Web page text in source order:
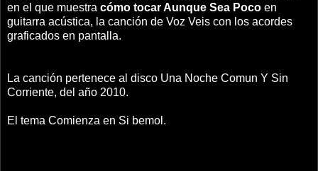
en el que muestra cómo tocar Aunque Sea Poco en
guitarra acústica, la canción de Voz Veis con los acordes
graficados en pantalla.
La canción pertenece al disco Una Noche Comun Y Sin
Corriente, del año 2010.
El tema Comienza en Si bemol.